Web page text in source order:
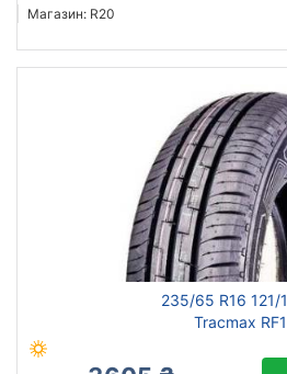
Магазин: R20
235/65 R16 121/
Tracmax